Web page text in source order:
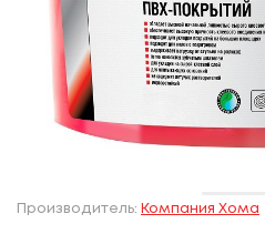
Производитель: Компания Хома